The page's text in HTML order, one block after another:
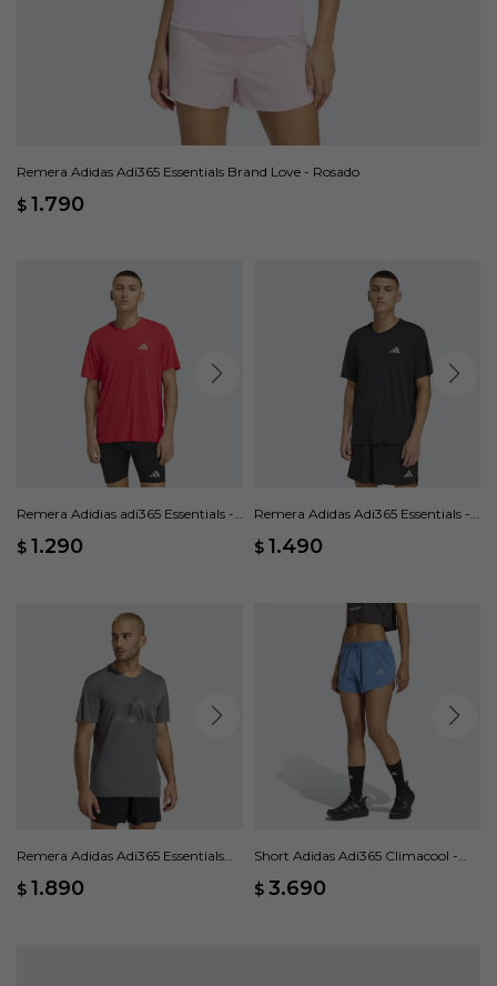
Remera Adidas Adi365 Essentials Brand Love - Rosado
$ 1.790
Remera Adidias adi365 Essentials -
$ 1.290
Remera Adidas Adi365 Essentials -
$ 1.490
Remera Adidas Adi365 Essentials
$ 1.890
Short Adidas Adi365 Climacool -
$ 3.690